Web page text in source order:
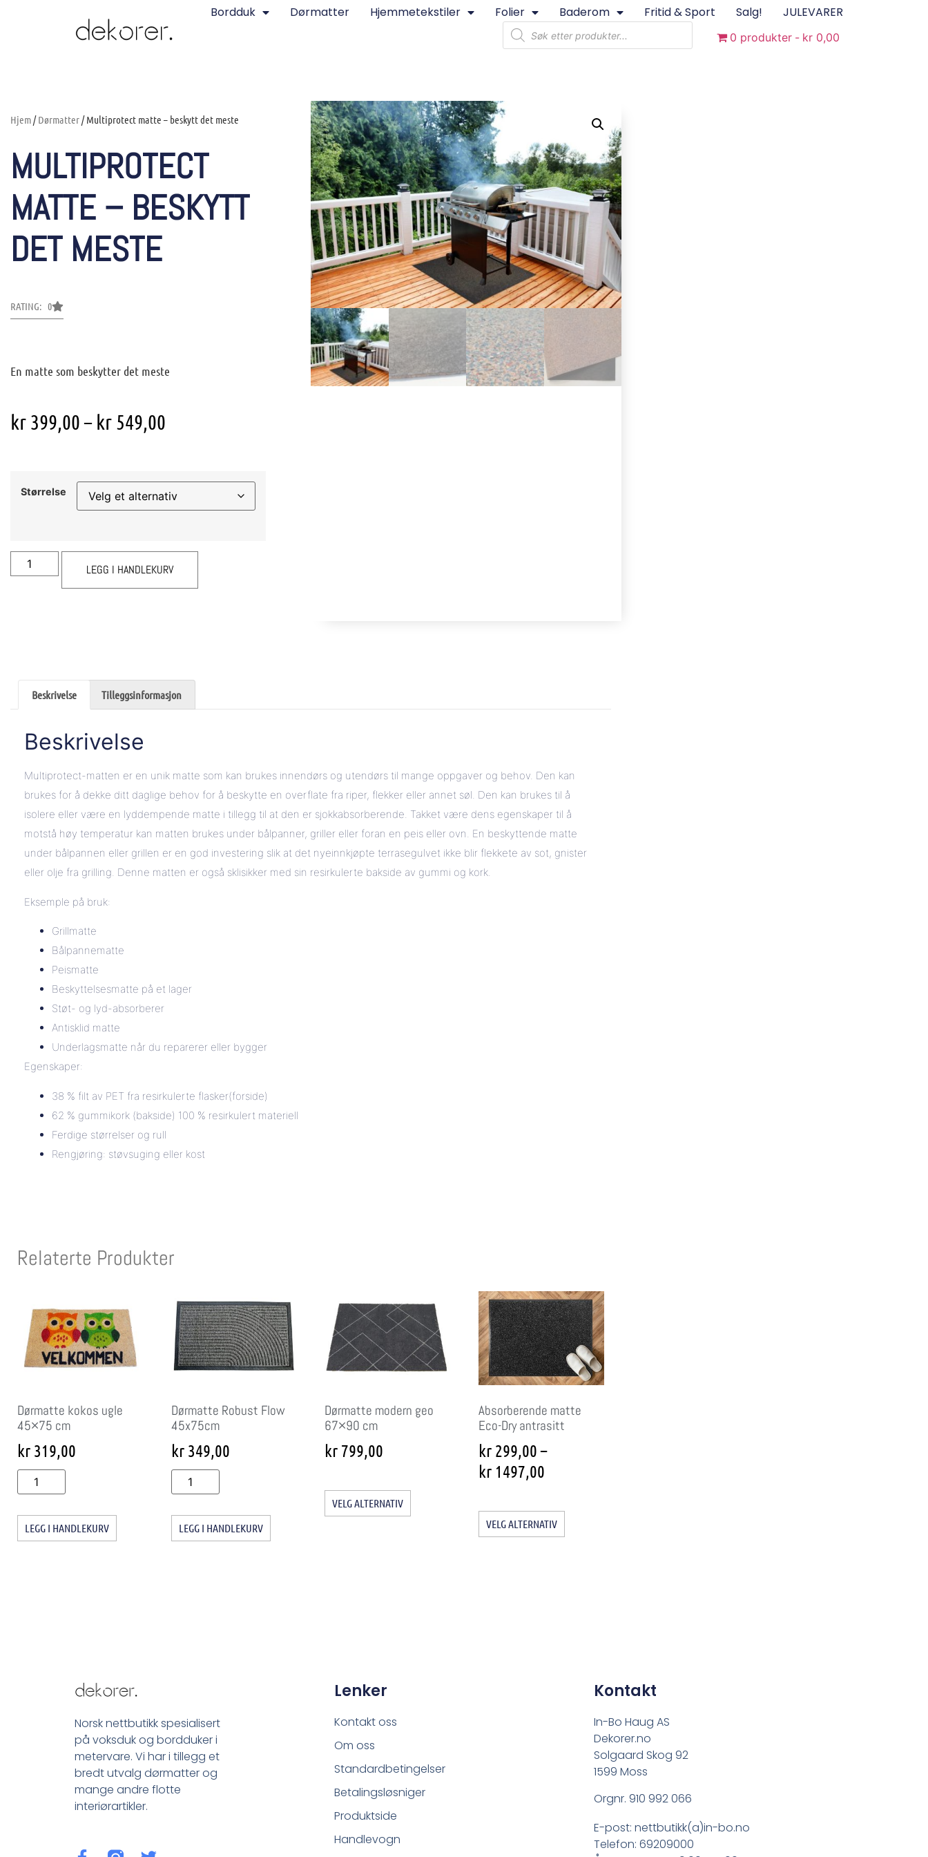
Bordduk Dørmatter Hjemmetekstiler Folier Baderom Fritid & Sport Salg! JULEVARER
0 produkter kr 0,00
Hjem/Dørmatter/ Multiprotect matte – beskytt det meste
MULTIPROTECT
MATTE – BESKYTT
DET MESTE
RATING: 0
En matte som beskytter det meste
kr399,00– kr 549,00
Størrelse
LEGG I HANDLEKURV
Beskrivelse Tilleggsinformasjon
Beskrivelse
Multiprotect-matten er en unik matte som kan brukes innendørs og utendørs til mange oppgaver og behov. Den kan
brukes for å dekke ditt daglige behov for å beskytte en overflate fra riper, flekker eller annet søl. Den kan brukes til å
isolere eller være en lyddempende matte i tillegg til at den er sjokkabsorberende. Takket være dens egenskaper til å
motstå høy temperatur kan matten brukes under bålpanner, griller eller foran en peis eller ovn. En beskyttende matte
under bålpannen eller grillen er en god investering slik at det nyeinnkjøpte terrasegulvet ikke blir flekkete av sot, gnister
eller olje fra grilling. Denne matten er også sklisikker med sin resirkulerte bakside av gummi og kork.
Eksemple på bruk:
Grillmatte
Bålpannematte
Peismatte
Beskyttelsesmatte på et lager
Støt- og lyd-absorberer
Antisklid matte
Underlagsmatte når du reparerer eller bygger
Egenskaper:
38 % filt av PET fra resirkulerte flasker(forside)
62 % gummikork (bakside) 100 % resirkulert materiell
Ferdige størrelser og rull
Rengjøring: støvsuging eller kost
Relaterte Produkter
Dørmatte kokos ugle
45×75 cm
kr 319,00
LEGG I HANDLEKURV
Dørmatte Robust Flow
45x75cm
kr349,00
LEGG I HANDLEKURV
Dørmatte modern geo
67×90 cm
kr 799,00
VELG ALTERNATIV
Absorberende matte
Eco-Dry antrasitt
kr299,00–
kr1497,00
VELG ALTERNATIV
Norsk nettbutikk spesialisert
på voksduk og bordduker i
metervare. Vi har i tillegg et
bredt utvalg dørmatter og
mange andre flotte
interiørartikler.
Lenker
Kontakt oss
Om oss
Standardbetingelser
Betalingsløsniger
Produktside
Handlevogn
Kontakt
In-Bo Haug AS
Dekorer.no
Solgaard Skog 92
1599 Moss
Orgnr. 910 992 066
E-post: nettbutikk(a)in-bo.no
Telefon: 69209000